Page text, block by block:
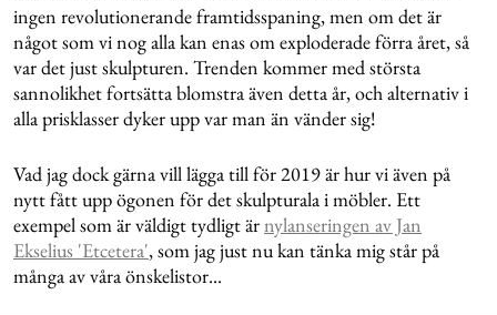
ingen revolutionerande framtidsspaning, men om det är
något som vi nog alla kan enas om exploderade förra året, så
var det just skulpturen. Trenden kommer med största
sannolikhet fortsätta blomstra även detta år, och alternativ i
alla prisklasser dyker upp var man än vänder sig!
Vad jag dock gärna vill lägga till för 2019 är hur vi även på
nytt fått upp ögonen för det skulpturala i möbler. Ett
exempel som är väldigt tydligt ärnylanseringen av Jan
Ekselius 'Etcetera', som jag just nu kan tänka mig står på
många av våra önskelistor...